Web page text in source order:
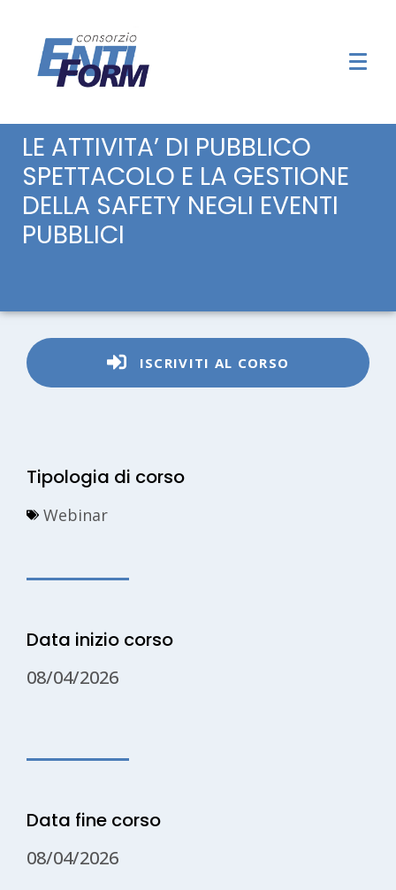
LE ATTIVITA’ DI PUBBLICO
SPETTACOLO E LA GESTIONE
DELLA SAFETY NEGLI EVENTI
PUBBLICI
ISCRIVITI AL CORSO
Tipologia di corso
Webinar
Data inizio corso
08/04/2026
Data fine corso
08/04/2026